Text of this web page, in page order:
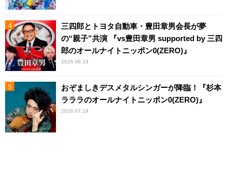
三四郎とトヨタ自動車・豊田章男会長が夢
の“親子”共演 『vs豊田章男 supported by 三四
郎のオールナイトニッポン0(ZERO)』
2026.06.13
おぞましきデスメタルシンガーが降臨！『杉本
ラララのオールナイトニッポン0(ZERO)』
2026.07.19